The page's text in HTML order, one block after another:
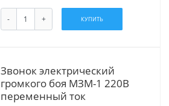
- + КУПИТЬ
Звонок электрический
громкого боя МЗМ-1 220В
переменный ток